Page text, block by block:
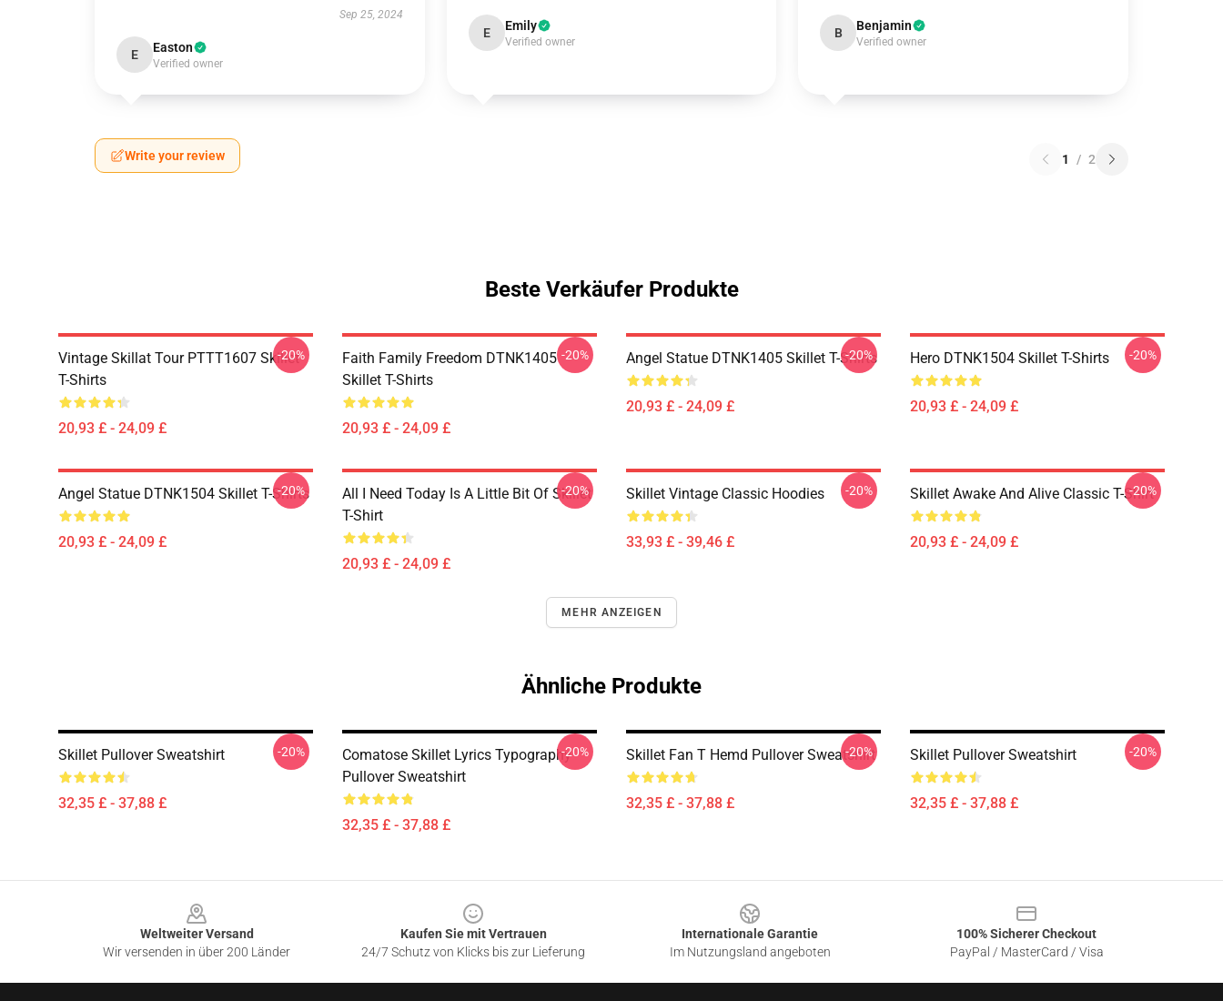
Sep 25, 2024
E Easton
Verified owner
E Emily
Verified owner
B Benjamin
Verified owner
Write your review 1 / 2
Beste Verkäufer Produkte
Vintage Skillat Tour PTTT1607 Skillet
T-Shirts
20,93 £ - 24,09 £
-20%
Faith Family Freedom DTNK1405
Skillet T-Shirts
20,93 £ - 24,09 £
-20% Angel Statue DTNK1405 Skillet T-Shirts
20,93 £ - 24,09 £
-20% Hero DTNK1504 Skillet T-Shirts
20,93 £ - 24,09 £
-20%
Angel Statue DTNK1504 Skillet T-Shirts
20,93 £ - 24,09 £
-20%
All I Need Today Is A Little Bit Of Skillet
T-Shirt
20,93 £ - 24,09 £
-20% Skillet Vintage Classic Hoodies
33,93 £ - 39,46 £
-20% Skillet Awake And Alive Classic T-Shirt
20,93 £ - 24,09 £
-20%
MEHR ANZEIGEN
Ähnliche Produkte
Skillet Pullover Sweatshirt
32,35 £ - 37,88 £
-20%
Comatose Skillet Lyrics Typography
Pullover Sweatshirt
32,35 £ - 37,88 £
-20% Skillet Fan T Hemd Pullover Sweatshirt
32,35 £ - 37,88 £
-20% Skillet Pullover Sweatshirt
32,35 £ - 37,88 £
-20%
Weltweiter Versand
Wir versenden in über 200 Länder
Kaufen Sie mit Vertrauen
24/7 Schutz von Klicks bis zur Lieferung
Internationale Garantie
Im Nutzungsland angeboten
100% Sicherer Checkout
PayPal / MasterCard / Visa